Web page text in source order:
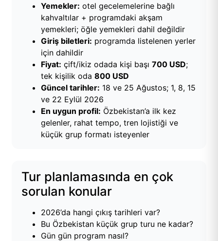
Yemekler: otel gecelemelerine bağlı
kahvaltılar + programdaki akşam
yemekleri; öğle yemekleri dahil değildir
Giriş biletleri: programda listelenen yerler
için dahildir
Fiyat: çift/ikiz odada kişi başı 700 USD;
tek kişilik oda 800 USD
Güncel tarihler: 18 ve 25 Ağustos; 1, 8, 15
ve 22 Eylül 2026
En uygun profil: Özbekistan’a ilk kez
gelenler, rahat tempo, tren lojistiği ve
küçük grup formatı isteyenler
Tur planlamasında en çok
sorulan konular
2026’da hangi çıkış tarihleri var?
Bu Özbekistan küçük grup turu ne kadar?
Gün gün program nasıl?